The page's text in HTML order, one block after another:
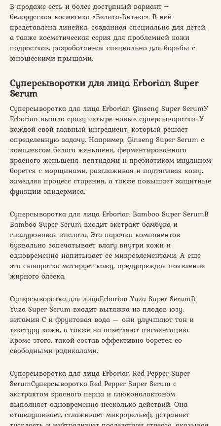
В продаже есть и более доступный вариант ‒
белорусская косметика «Белита-Витэкс». В ней
представлена линейка, созданная специально для детей,
а также косметическая серия для проблемной кожи
подростков, разработанная специально для борьбы с
юношескими прыщами.
Суперсыворотки для лица Erborian Super
Serum
Суперсыворотка для лица Erborian Ginseng Super SerumУ
Erborian вышло сразу четыре новые суперсыворотки. У
каждой свой главный ингредиент, который решает
определенную задачу. Например, Ginseng Super Serum с
комплексом белого женьшеня, ферментированного
красного женьшеня, пептидами и пребиотиком инулином
борется с морщинами, разглаживая и подтягивая кожу,
замедляя процесс старения, а также повышает защитные
функции эпидермиса.
Суперсыворотка для лица Erborian Bamboo Super SerumВ
Bamboo Super Serum входит экстракт бамбука и
гиалуроновая кислота. Эта парочка компонентов
буквально запечатывает влагу внутри кожи и
одновременно напитывает ее микроэлементами. А еще
эта сыворотка матирует кожу, предупреждая появление
жирного блеска.
Суперсыворотка для лицаErborian Yuza Super SerumВ
Yuza Super Serum входит вытяжка из плодов юзу,
витамин С и фруктовая вода — они улучшают тон и
текстуру кожи, а также на осветляют пигментацию.
Кроме этого, такой состав эффективно борется со
свободными радикалами.
Суперсыворотка для лица Erborian Red Pepper Super
SerumСуперсыворотка Red Pepper Super Serum с
экстрактом красного перца и глюконолактоном
выполняет одновременно несколько действий. Она
отшелушивает, сглаживает микрорельеф, устраняет